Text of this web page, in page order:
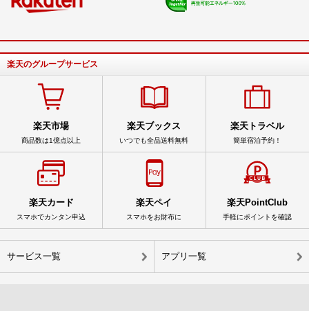
楽天のグループサービス
楽天市場
商品数は1億点以上
楽天ブックス
いつでも全品送料無料
楽天トラベル
簡単宿泊予約！
楽天カード
スマホでカンタン申込
楽天ペイ
スマホをお財布に
楽天PointClub
手軽にポイントを確認
サービス一覧 アプリ一覧